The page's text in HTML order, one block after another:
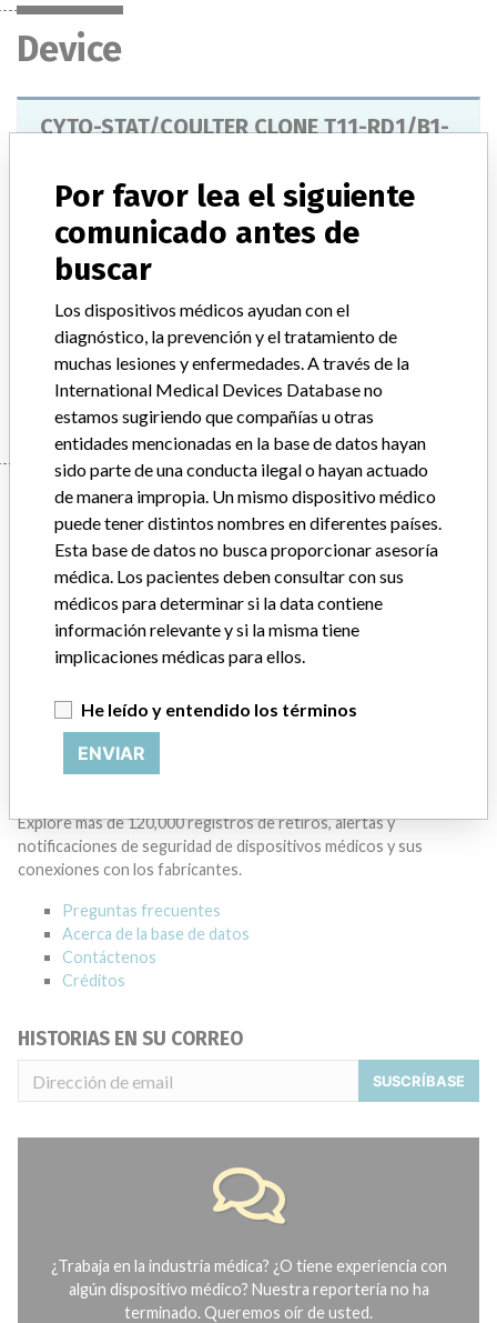
Device
CYTO-STAT/COULTER CLONE T11-RD1/B1-
Modelo / Serial
Descripción del producto
CYTO-STAT/CLOUTER CLONE T11-RD1/B1-FITC
MONOCLONAL ANTIBODY
Manufacturer BECKMAN COULTER CANADA L.P.
Manufacturer
BECKMAN COULTER CANADA L.P.
Dirección del fabricante
Source
Explore más de 120,000 registros de retiros, alertas y
notificaciones de seguridad de dispositivos médicos y sus
conexiones con los fabricantes.
Preguntas frecuentes
Acerca de la base de datos
Contáctenos
Créditos
HISTORIAS EN SU CORREO
SUSCRÍBASE
¿Trabaja en la industria médica? ¿O tiene experiencia con
algún dispositivo médico? Nuestra reportería no ha
terminado. Queremos oír de usted.
Por favor lea el siguiente
comunicado antes de
buscar
Los dispositivos médicos ayudan con el
diagnóstico, la prevención y el tratamiento de
muchas lesiones y enfermedades. A través de la
International Medical Devices Database no
estamos sugiriendo que compañías u otras
entidades mencionadas en la base de datos hayan
sido parte de una conducta ilegal o hayan actuado
de manera impropia. Un mismo dispositivo médico
puede tener distintos nombres en diferentes países.
Esta base de datos no busca proporcionar asesoría
médica. Los pacientes deben consultar con sus
médicos para determinar si la data contiene
información relevante y si la misma tiene
implicaciones médicas para ellos.
He leído y entendido los términos
ENVIAR